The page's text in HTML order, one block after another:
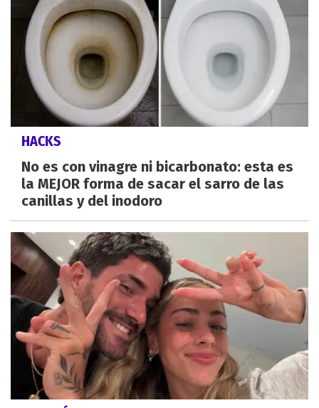
HACKS
No es con vinagre ni bicarbonato: esta es
la MEJOR forma de sacar el sarro de las
canillas y del inodoro